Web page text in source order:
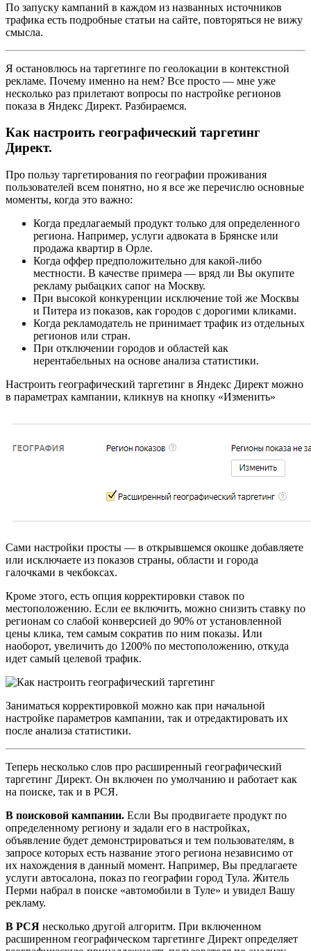
По запуску кампаний в каждом из названных источников
трафика есть подробные статьи на сайте, повторяться не вижу
смысла.
Я остановлюсь на таргетинге по геолокации в контекстной
рекламе. Почему именно на нем? Все просто — мне уже
несколько раз прилетают вопросы по настройке регионов
показа в Яндекс Директ. Разбираемся.
Как настроить географический таргетинг
Директ.
Про пользу таргетирования по географии проживания
пользователей всем понятно, но я все же перечислю основные
моменты, когда это важно:
Когда предлагаемый продукт только для определенного
региона. Например, услуги адвоката в Брянске или
продажа квартир в Орле.
Когда оффер предположительно для какой-либо
местности. В качестве примера — вряд ли Вы окупите
рекламу рыбацких сапог на Москву.
При высокой конкуренции исключение той же Москвы
и Питера из показов, как городов с дорогими кликами.
Когда рекламодатель не принимает трафик из отдельных
регионов или стран.
При отключении городов и областей как
нерентабельных на основе анализа статистики.
Настроить географический таргетинг в Яндекс Директ можно
в параметрах кампании, кликнув на кнопку «Изменить»
Сами настройки просты — в открывшемся окошке добавляете
или исключаете из показов страны, области и города
галочками в чекбоксах.
Кроме этого, есть опция корректировки ставок по
местоположению. Если ее включить, можно снизить ставку по
регионам со слабой конверсией до 90% от установленной
цены клика, тем самым сократив по ним показы. Или
наоборот, увеличить до 1200% по местоположению, откуда
идет самый целевой трафик.
Заниматься корректировкой можно как при начальной
настройке параметров кампании, так и отредактировать их
после анализа статистики.
Теперь несколько слов про расширенный географический
таргетинг Директ. Он включен по умолчанию и работает как
на поиске, так и в РСЯ.
В поисковой кампании. Если Вы продвигаете продукт по
определенному региону и задали его в настройках,
объявление будет демонстрироваться и тем пользователям, в
запросе которых есть название этого региона независимо от
их нахождения в данный момент. Например, Вы предлагаете
услуги автосалона, показ по географии город Тула. Житель
Перми набрал в поиске «автомобили в Туле» и увидел Вашу
рекламу.
В РСЯ несколько другой алгоритм. При включенном
расширенном географическом таргетинге Директ определяет